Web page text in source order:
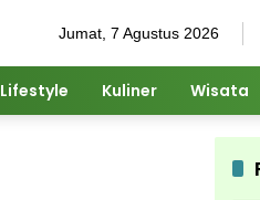
Jumat, 7 Agustus 2026
Lifestyle Kuliner Wisata